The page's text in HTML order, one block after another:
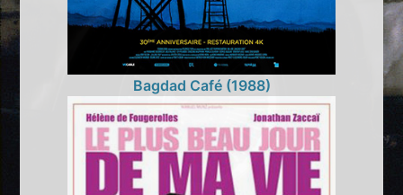
Bagdad Café (1988)